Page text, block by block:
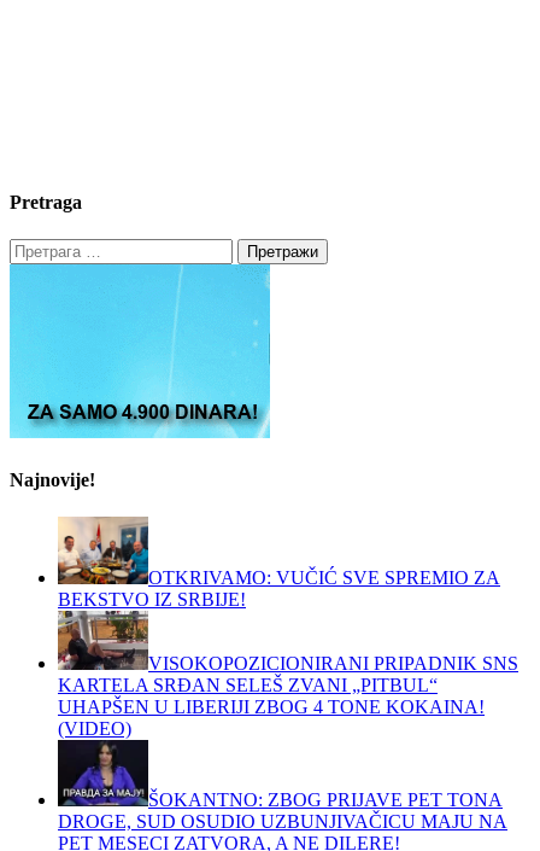
Pretraga
Претрага
за:
Najnovije!
OTKRIVAMO: VUČIĆ SVE SPREMIO ZA
BEKSTVO IZ SRBIJE!
VISOKOPOZICIONIRANI PRIPADNIK SNS
KARTELA SRĐAN SELEŠ ZVANI „PITBUL“
UHAPŠEN U LIBERIJI ZBOG 4 TONE KOKAINA!
(VIDEO)
ŠOKANTNO: ZBOG PRIJAVE PET TONA
DROGE, SUD OSUDIO UZBUNJIVAČICU MAJU NA
PET MESECI ZATVORA, A NE DILERE!